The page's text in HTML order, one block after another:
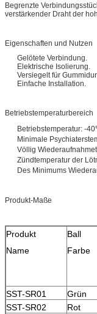
Begrenzte
verstärkender Draht der
Eigenschaften und Nutzen
Gelötete Verbindung.
Elektrische Isolierung.
Versiegelt für
Einfache Installation.
Betriebstemperaturbereich
Betriebstemperatur: -
Minimale
Völlig
Zündtemperatur der
Des Minimums
Produkt-Maße
Produkt
Name
Ball
Farbe
SST-SR01 Grün
SST-SR02
Rot